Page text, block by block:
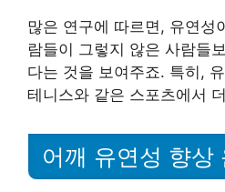
많은 연구에 따르면, 유연성
람들이 그렇지 않은 사람들
다는 것을 보여주죠. 특히,
테니스와 같은 스포츠에서
어깨 유연성 향상